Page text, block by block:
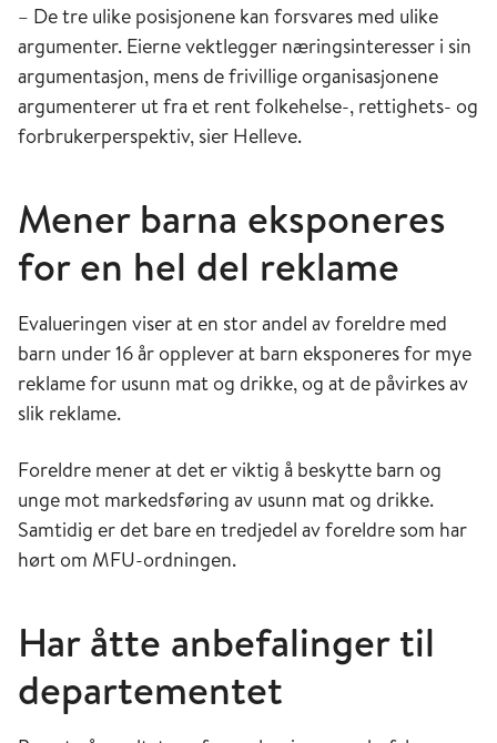
­– De tre ulike posisjonene kan forsvares med ulike
argumenter. Eierne vektlegger næringsinteresser i sin
argumentasjon, mens de frivillige organisasjonene
argumenterer ut fra et rent folkehelse-, rettighets- og
forbrukerperspektiv, sier Helleve.
Mener barna eksponeres
for en hel del reklame
Evalueringen viser at en stor andel av foreldre med
barn under 16 år opplever at barn eksponeres for mye
reklame for usunn mat og drikke, og at de påvirkes av
slik reklame.
Foreldre mener at det er viktig å beskytte barn og
unge mot markedsføring av usunn mat og drikke.
Samtidig er det bare en tredjedel av foreldre som har
hørt om MFU-ordningen.
Har åtte anbefalinger til
departementet